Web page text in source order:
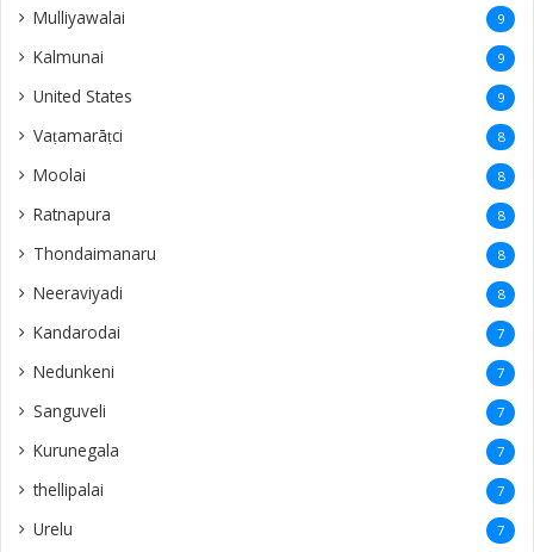
Mulliyawalai 9
Kalmunai 9
United States 9
Vaṭamarāṭci 8
Moolai 8
Ratnapura 8
Thondaimanaru 8
Neeraviyadi 8
Kandarodai 7
Nedunkeni 7
Sanguveli 7
Kurunegala 7
thellipalai 7
Urelu 7